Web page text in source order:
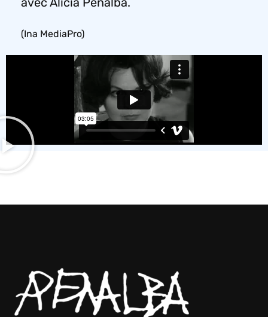
(Ina MediaPro)